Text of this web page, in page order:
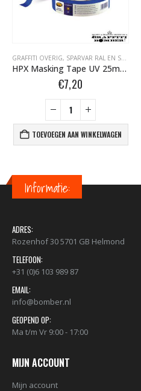
GRAFFITI OVERIG, SPARVAR RAL EN SPECIALE SPRAY
HPX Masking Tape UV 25mm MU2550
€7,20
TOEVOEGEN AAN WINKELWAGEN
Informatie:
ADRES:
Rozenhof 30 5701 GB Helmond
TELEFOON:
+31 (0)6 103 989 87
EMAIL:
info@bomber.nl
GEOPEND OP:
Ma t/m Vr 9:00 - 17:00
MIJN ACCOUNT
Mijn account